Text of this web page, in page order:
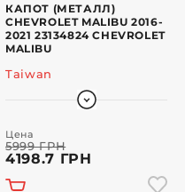
КАПОТ (МЕТАЛЛ)
CHEVROLET MALIBU 2016-
2021 23134824 CHEVROLET
MALIBU
Taiwan
Цена
5999 ГРН
4198.7 ГРН